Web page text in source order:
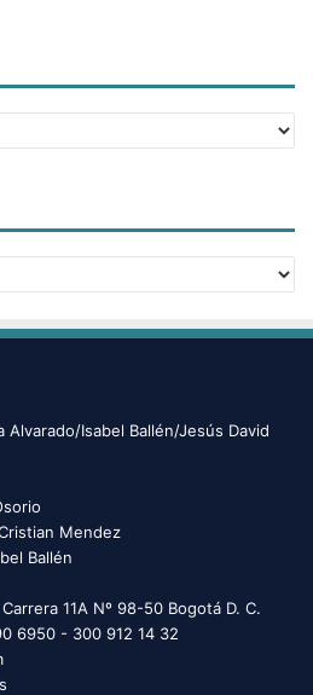
Alvarado/Isabel Ballén/Jesús David
Mendez
Ballén
11A Nº 98-50 Bogotá D. C.
6950 - 300 912 14 32